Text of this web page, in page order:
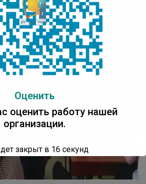
Оценить
оценить работу нашей
организации.
закрыт в 16 секунд